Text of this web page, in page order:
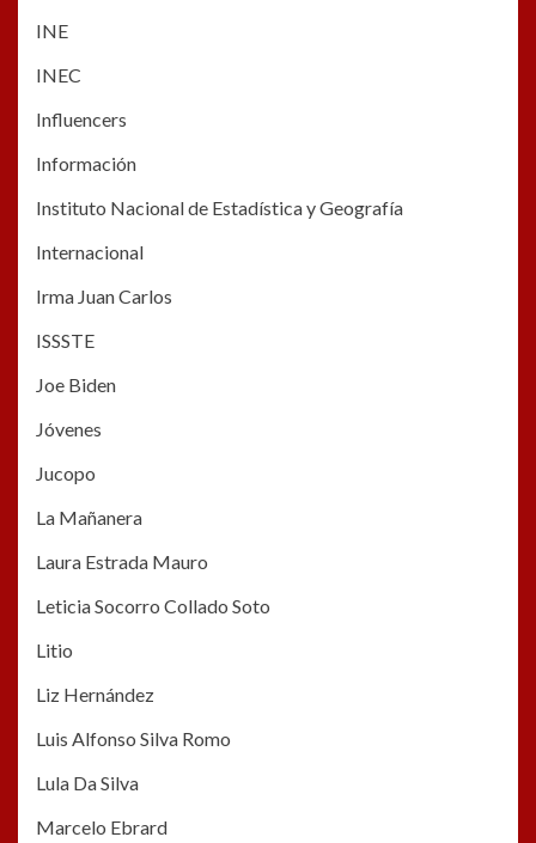
INE
INEC
Influencers
Información
Instituto Nacional de Estadística y Geografía
Internacional
Irma Juan Carlos
ISSSTE
Joe Biden
Jóvenes
Jucopo
La Mañanera
Laura Estrada Mauro
Leticia Socorro Collado Soto
Litio
Liz Hernández
Luis Alfonso Silva Romo
Lula Da Silva
Marcelo Ebrard